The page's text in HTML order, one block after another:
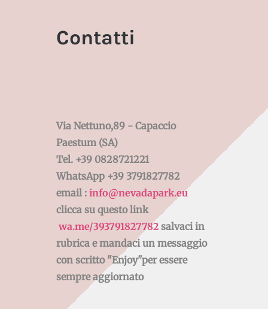
Contatti
Via Nettuno,89 - Capaccio
Paestum (SA)
Tel. +39 0828721221
WhatsApp +39 3791827782
email : info@nevadapark.eu
clicca su questo link
wa.me/393791827782 salvaci in
rubrica e mandaci un messaggio
con scritto "Enjoy"per essere
sempre aggiornato